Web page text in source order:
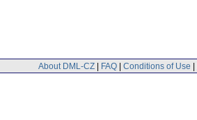
About DML-CZ | FAQ | Conditions of Use |